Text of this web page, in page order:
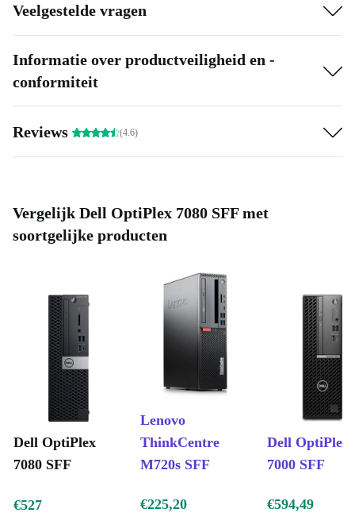
Veelgestelde vragen
Informatie over productveiligheid en -
conformiteit
Reviews (4.6)
Vergelijk Dell OptiPlex 7080 SFF met
soortgelijke producten
Dell OptiPlex
7080 SFF
Lenovo
ThinkCentre
M720s SFF
Dell OptiPlex
7000 SFF
€527 €225,20 €594,49